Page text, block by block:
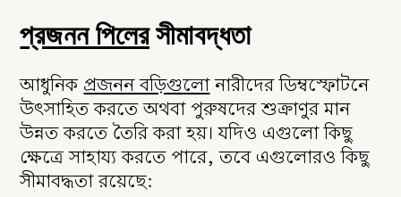
প্রজনন পিলেরসীমাবদ্ধতা
আধুনিকপ্রজনন বড়িগুলোনারীদের ডিম্বস্ফোটনে
উৎসাহিত করতে অথবা পুরুষদের শুক্রাণুর মান
উন্নত করতে তৈরি করা হয়। যদিও এগুলো কিছু
ক্ষেত্রে সাহায্য করতে পারে, তবে এগুলোরও কিছু
সীমাবদ্ধতা রয়েছে: